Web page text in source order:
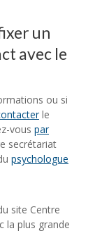
un
avec le
ou si
le
vous par
secrétariat
psychologue
site Centre
la plus grande